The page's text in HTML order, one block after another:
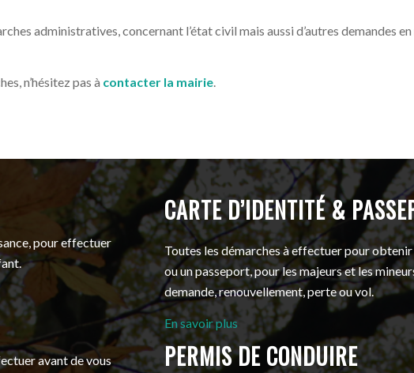
administratives, concernant l’état civil mais aussi d’autres demandes
n’hésitez pas à contacter la mairie.
pour effectuer
avant de vous
CARTE D’IDENTITÉ &
Toutes les démarches à effectuer pour
ou un passeport, pour les majeurs et les
demande, renouvellement, perte ou vol.
En savoir plus
PERMIS DE CONDUIRE